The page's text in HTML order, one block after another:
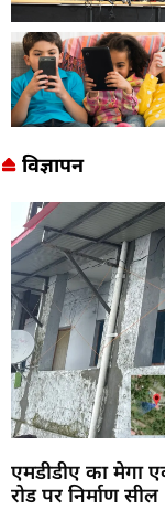
विज्ञापन
एमडीडीए का मेगा
रोड पर निर्माण सील